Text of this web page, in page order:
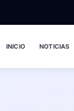
INICIO NOTICIAS